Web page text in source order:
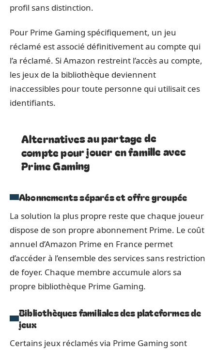
profil sans distinction.
Pour Prime Gaming spécifiquement, un jeu
réclamé est associé définitivement au compte qui
l’a réclamé. Si Amazon restreint l’accès au compte,
les jeux de la bibliothèque deviennent
inaccessibles pour toute personne qui utilisait ces
identifiants.
Alternatives au partage de
compte pour jouer en famille avec
Prime Gaming
Abonnements séparés et offre groupée
La solution la plus propre reste que chaque joueur
dispose de son propre abonnement Prime. Le coût
annuel d’Amazon Prime en France permet
d’accéder à l’ensemble des services sans restriction
de foyer. Chaque membre accumule alors sa
propre bibliothèque Prime Gaming.
Bibliothèques familiales des plateformes de
jeux
Certains jeux réclamés via Prime Gaming sont